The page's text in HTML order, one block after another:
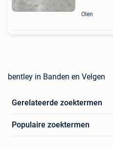
Olen
bentley in Banden en Velgen
Gerelateerde zoektermen
Populaire zoektermen